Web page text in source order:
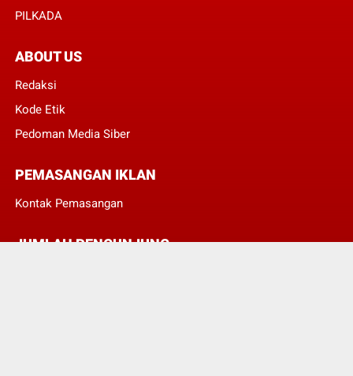
PILKADA
ABOUT US
Redaksi
Kode Etik
Pedoman Media Siber
PEMASANGAN IKLAN
Kontak Pemasangan
JUMLAH PENGUNJUNG